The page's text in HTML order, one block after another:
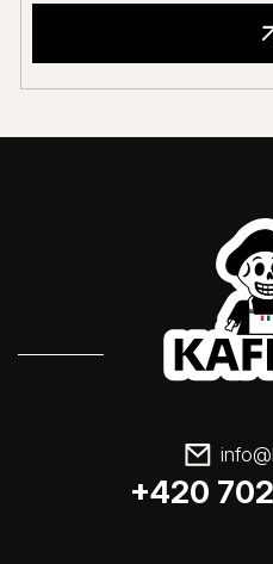
info@
+420